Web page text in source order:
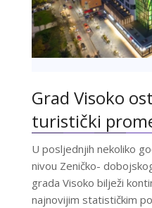
Grad Visoko
turistički
U posljednjih nekoliko
nivou Zeničko-
grada Visoko bilježi
najnovijim statističkim